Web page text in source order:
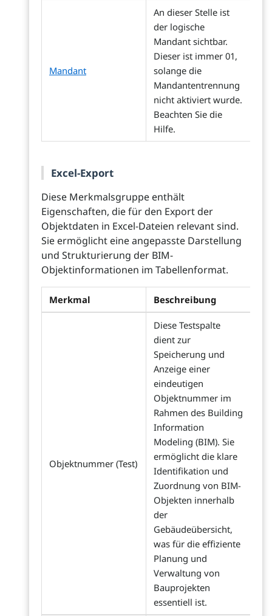
Mandant
An dieser Stelle ist
der logische
Mandant sichtbar.
Dieser ist immer 01,
solange die
Mandantentrennung
nicht aktiviert wurde.
Beachten Sie die
Hilfe.
Excel-Export
Diese Merkmalsgruppe enthält
Eigenschaften, die für den Export der
Objektdaten in Excel-Dateien relevant sind.
Sie ermöglicht eine angepasste Darstellung
und Strukturierung der BIM-
Objektinformationen im Tabellenformat.
Merkmal Beschreibung
Objektnummer (Test)
Diese Testspalte
dient zur
Speicherung und
Anzeige einer
eindeutigen
Objektnummer im
Rahmen des Building
Information
Modeling (BIM). Sie
ermöglicht die klare
Identifikation und
Zuordnung von BIM-
Objekten innerhalb
der
Gebäudeübersicht,
was für die effiziente
Planung und
Verwaltung von
Bauprojekten
essentiell ist.